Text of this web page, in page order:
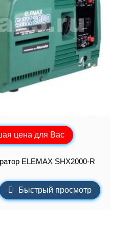
цена для Вас
ELEMAХ SHX2000-R
Быстрый просмотр